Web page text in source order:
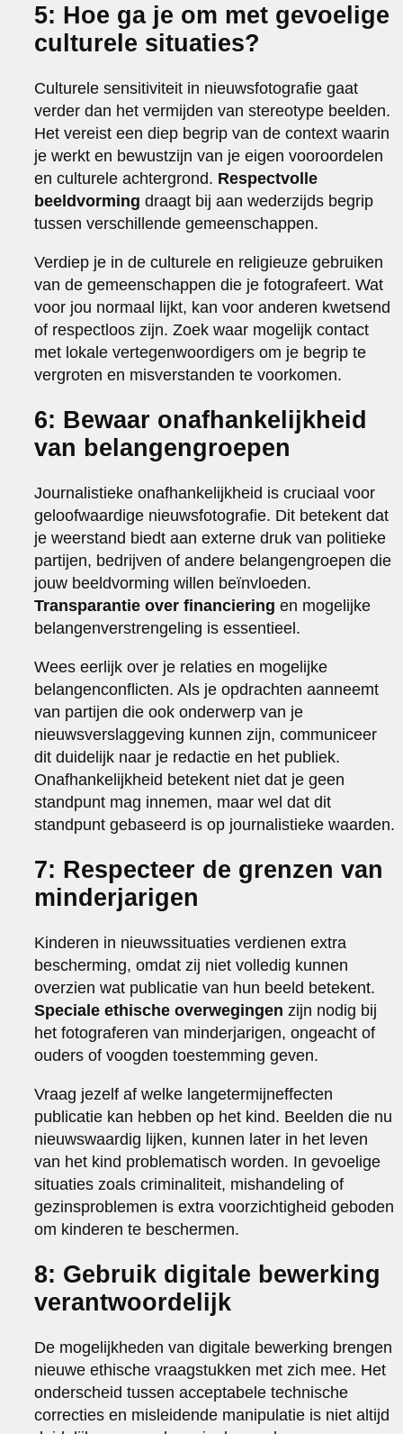
5: Hoe ga je om met gevoelige
culturele situaties?
Culturele sensitiviteit in nieuwsfotografie gaat
verder dan het vermijden van stereotype beelden.
Het vereist een diep begrip van de context waarin
je werkt en bewustzijn van je eigen vooroordelen
en culturele achtergrond. Respectvolle
beeldvorming draagt bij aan wederzijds begrip
tussen verschillende gemeenschappen.
Verdiep je in de culturele en religieuze gebruiken
van de gemeenschappen die je fotografeert. Wat
voor jou normaal lijkt, kan voor anderen kwetsend
of respectloos zijn. Zoek waar mogelijk contact
met lokale vertegenwoordigers om je begrip te
vergroten en misverstanden te voorkomen.
6: Bewaar onafhankelijkheid
van belangengroepen
Journalistieke onafhankelijkheid is cruciaal voor
geloofwaardige nieuwsfotografie. Dit betekent dat
je weerstand biedt aan externe druk van politieke
partijen, bedrijven of andere belangengroepen die
jouw beeldvorming willen beïnvloeden.
Transparantie over financiering en mogelijke
belangenverstrengeling is essentieel.
Wees eerlijk over je relaties en mogelijke
belangenconflicten. Als je opdrachten aanneemt
van partijen die ook onderwerp van je
nieuwsverslaggeving kunnen zijn, communiceer
dit duidelijk naar je redactie en het publiek.
Onafhankelijkheid betekent niet dat je geen
standpunt mag innemen, maar wel dat dit
standpunt gebaseerd is op journalistieke waarden.
7: Respecteer de grenzen van
minderjarigen
Kinderen in nieuwssituaties verdienen extra
bescherming, omdat zij niet volledig kunnen
overzien wat publicatie van hun beeld betekent.
Speciale ethische overwegingen zijn nodig bij
het fotograferen van minderjarigen, ongeacht of
ouders of voogden toestemming geven.
Vraag jezelf af welke langetermijneffecten
publicatie kan hebben op het kind. Beelden die nu
nieuwswaardig lijken, kunnen later in het leven
van het kind problematisch worden. In gevoelige
situaties zoals criminaliteit, mishandeling of
gezinsproblemen is extra voorzichtigheid geboden
om kinderen te beschermen.
8: Gebruik digitale bewerking
verantwoordelijk
De mogelijkheden van digitale bewerking brengen
nieuwe ethische vraagstukken met zich mee. Het
onderscheid tussen acceptabele technische
correcties en misleidende manipulatie is niet altijd